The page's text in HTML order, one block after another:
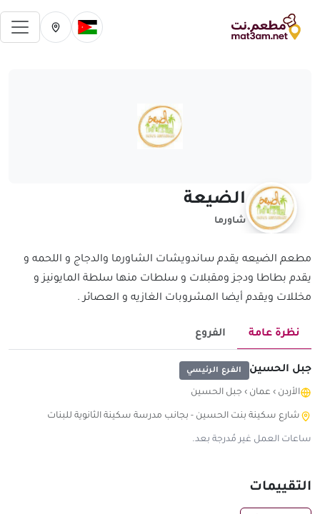
تغيير الدولة الحالية
تغيير المدينة
الضيعة
شاورما
مطعم الضيعه يقدم ساندويشات الشاورما والدجاج و اللحمه و
يقدم بطاطا ودجز ومقبلات و سلطات منها سلطة المايونيز و
مخللات ويقدم أيضا المشروبات الغازيه و العصائر .
نظرة عامة الفروع
جبل الحسين الفرع الرئيسي
الأردن › عمان › جبل الحسين
شارع سكينة بنت الحسين - بجانب مدرسة سكينة الثانوية للبنات
ساعات العمل غير مُدرجة بعد.
التقييمات